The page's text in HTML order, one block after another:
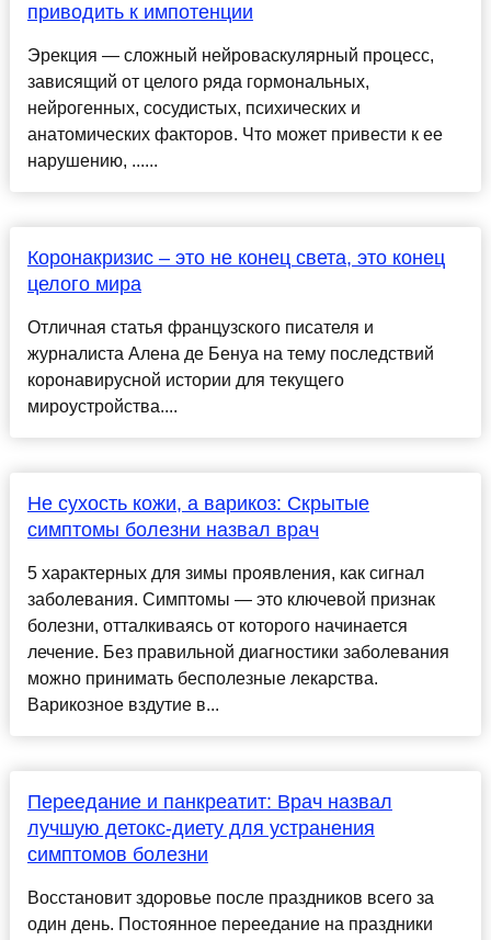
приводить к импотенции
Эрекция —​ сложный нейроваскулярный процесс,
зависящий от​ целого ряда​ гормональных,
нейрогенных,​ сосудистых, психических​ и
анатомических факторов. Что может привести к ее
нарушению, ......
Коронакризис – это не конец света, это конец
целого мира
Отличная статья французского писателя и
журналиста Алена де Бенуа на тему последствий
коронавирусной истории для текущего
мироустройства....
Не сухость кожи, а варикоз: Скрытые
симптомы болезни назвал врач
5 характерных для зимы проявления, как сигнал
заболевания. Симптомы — это ключевой признак
болезни, отталкиваясь от которого начинается
лечение. Без правильной диагностики заболевания
можно принимать бесполезные лекарства.
Варикозное вздутие в...
Переедание и панкреатит: Врач назвал
лучшую детокс-диету для устранения
симптомов болезни
Восстановит здоровье после праздников всего за
один день. Постоянное переедание на праздники